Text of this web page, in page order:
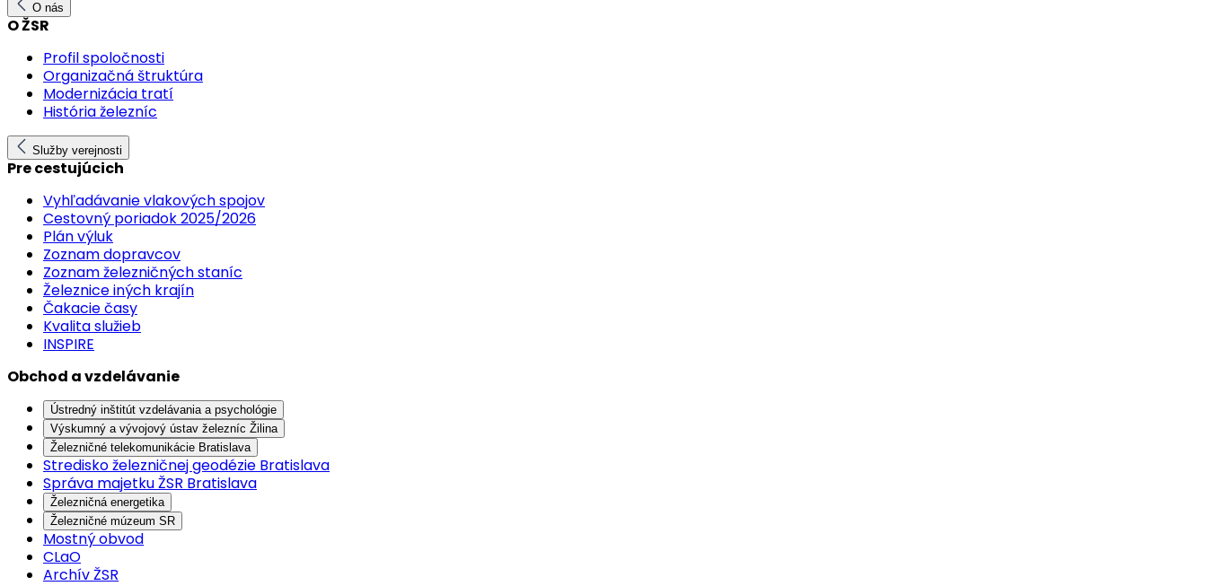
O nás
O ŽSR
Profil spoločnosti
Organizačná štruktúra
Modernizácia tratí
História železníc
Služby verejnosti
Pre cestujúcich
Vyhľadávanie vlakových spojov
Cestovný poriadok 2025/2026
Plán výluk
Zoznam dopravcov
Zoznam železničných staníc
Železnice iných krajín
Čakacie časy
Kvalita služieb
INSPIRE
Obchod a vzdelávanie
Ústredný inštitút vzdelávania a psychológie
Výskumný a vývojový ústav železníc Žilina
Železničné telekomunikácie Bratislava
Stredisko železničnej geodézie Bratislava
Správa majetku ŽSR Bratislava
Železničná energetika
Železničné múzeum SR
Mostný obvod
CLaO
Archív ŽSR